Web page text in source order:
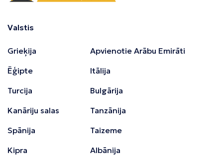
Valstis
Grieķija
Ēģipte
Turcija
Kanāriju salas
Spānija
Kipra
Apvienotie Arābu Emirāti
Itālija
Bulgārija
Tanzānija
Taizeme
Albānija